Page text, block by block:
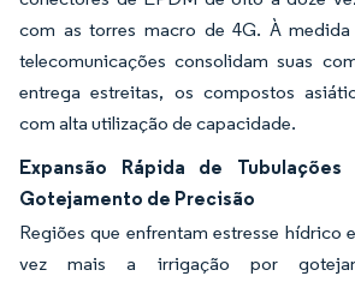
com as torres macro de 4G. À
telecomunicações consolidam suas
entrega estreitas, os compostos
com alta utilização de capacidade.
Expansão Rápida de
Gotejamento de Precisão
Regiões que enfrentam estresse hídrico
vez mais a irrigação por